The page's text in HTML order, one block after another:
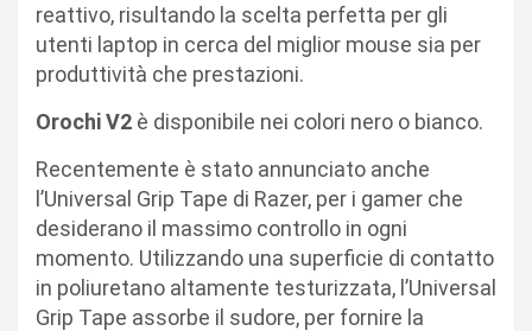
reattivo, risultando la scelta perfetta per gli
utenti laptop in cerca del miglior mouse sia per
produttività che prestazioni.
Orochi V2 è disponibile nei colori nero o bianco.
Recentemente è stato annunciato anche
l’Universal Grip Tape di Razer, per i gamer che
desiderano il massimo controllo in ogni
momento. Utilizzando una superficie di contatto
in poliuretano altamente testurizzata, l’Universal
Grip Tape assorbe il sudore, per fornire la